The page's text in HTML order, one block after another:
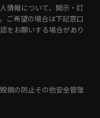
情報について、開示・訂
ご希望の場合は下記窓口
をお願いする場合があり
損の防止その他安全管理